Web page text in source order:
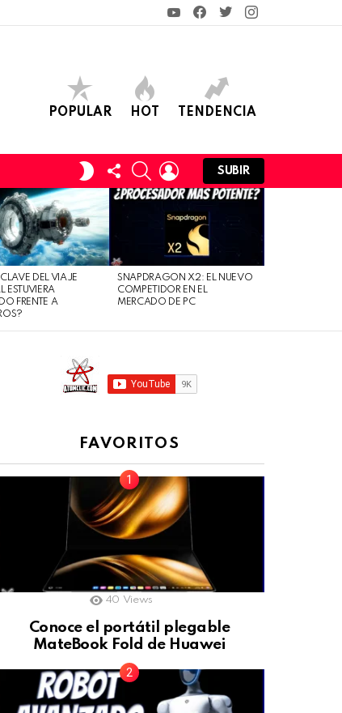
YouTubeFacebook
TwitterInstagram
POPULAR HOT TENDENCIA
SWITCH
SKIN
FOLLOW
US
SEARCHLOGIN
SUBIR
DEL VIAJE
ESTUVIERA
FRENTE A
SNAPDRAGON X2: EL NUEVO
COMPETIDOR EN EL
MERCADO DE PC
FAVORITOS
40 Views
Conoce el portátil plegable
MateBook Fold de Huawei